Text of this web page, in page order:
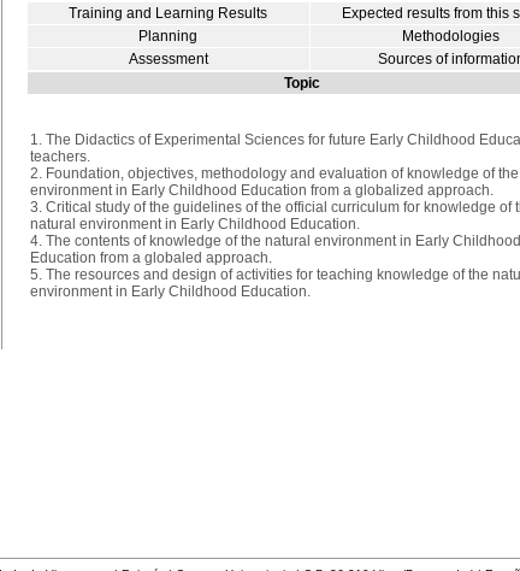
Training and Learning Results
Expected results from this
Planning
Methodologies
Assessment
Sources of
Topic
1. The Didactics of Experimental Sciences for future Early Childhood
teachers.
2. Foundation, objectives, methodology and evaluation of knowledge of the
environment in Early Childhood Education from a globalized approach.
3. Critical study of the guidelines of the official curriculum for knowledge of
natural environment in Early Childhood Education.
4. The contents of knowledge of the natural environment in Early Childhood
Education from a globaled approach.
5. The resources and design of activities for teaching knowledge of the
environment in Early Childhood Education.